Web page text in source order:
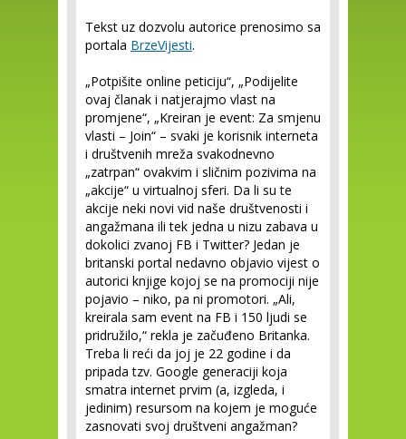
Tekst uz dozvolu autorice prenosimo sa
portala BrzeVijesti.
„Potpišite online peticiju“, „Podijelite
ovaj članak i natjerajmo vlast na
promjene“, „Kreiran je event: Za smjenu
vlasti – Join“ – svaki je korisnik interneta
i društvenih mreža svakodnevno
„zatrpan“ ovakvim i sličnim pozivima na
„akcije“ u virtualnoj sferi. Da li su te
akcije neki novi vid naše društvenosti i
angažmana ili tek jedna u nizu zabava u
dokolici zvanoj FB i Twitter? Jedan je
britanski portal nedavno objavio vijest o
autorici knjige kojoj se na promociji nije
pojavio – niko, pa ni promotori. „Ali,
kreirala sam event na FB i 150 ljudi se
pridružilo,“ rekla je začuđeno Britanka.
Treba li reći da joj je 22 godine i da
pripada tzv. Google generaciji koja
smatra internet prvim (a, izgleda, i
jedinim) resursom na kojem je moguće
zasnovati svoj društveni angažman?